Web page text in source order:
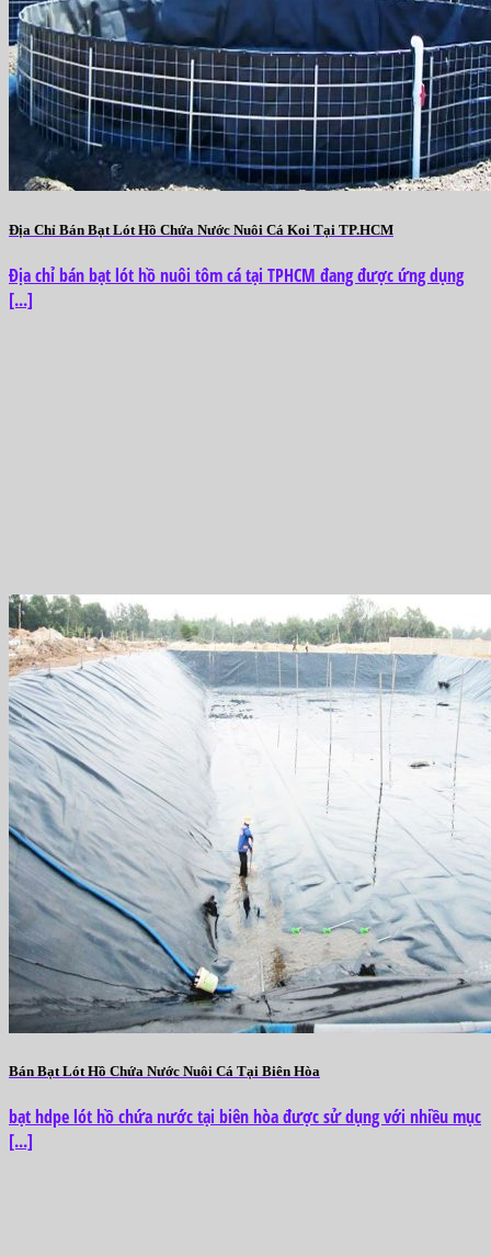
Địa Chỉ Bán Bạt Lót Hồ Chứa Nước Nuôi Cá Koi Tại TP.HCM
Địa chỉ bán bạt lót hồ nuôi tôm cá tại TPHCM đang được ứng dụng
[...]
Bán Bạt Lót Hồ Chứa Nước Nuôi Cá Tại Biên Hòa
bạt hdpe lót hồ chứa nước tại biên hòa được sử dụng với nhiều mục
[...]